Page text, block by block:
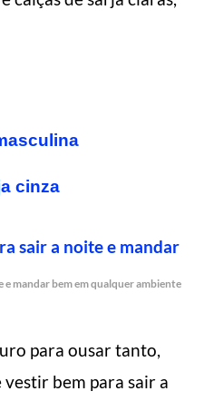
cinza
e mandar bem em qualquer ambiente
para ousar tanto,
vestir bem para sair a